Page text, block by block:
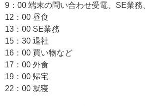
9：00 端末の問い合わせ受電、SE業務
12：00 昼食
13：00 SE業務
15：30 退社
16：00 買い物など
17：00 外食
19：00 帰宅
22：00 就寝